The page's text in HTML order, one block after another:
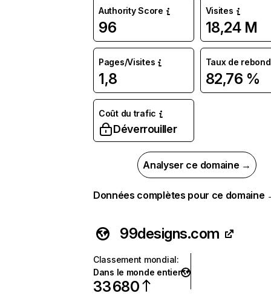
Authority Score
96
Visites
18,24 M
Pages/Visites
1,8
Taux de rebond
82,76 %
Coût du trafic
Déverrouiller
Analyser ce domaine →
Données complètes pour ce domaine
99designs.com
Classement mondial:
Dans le monde entier
33 680